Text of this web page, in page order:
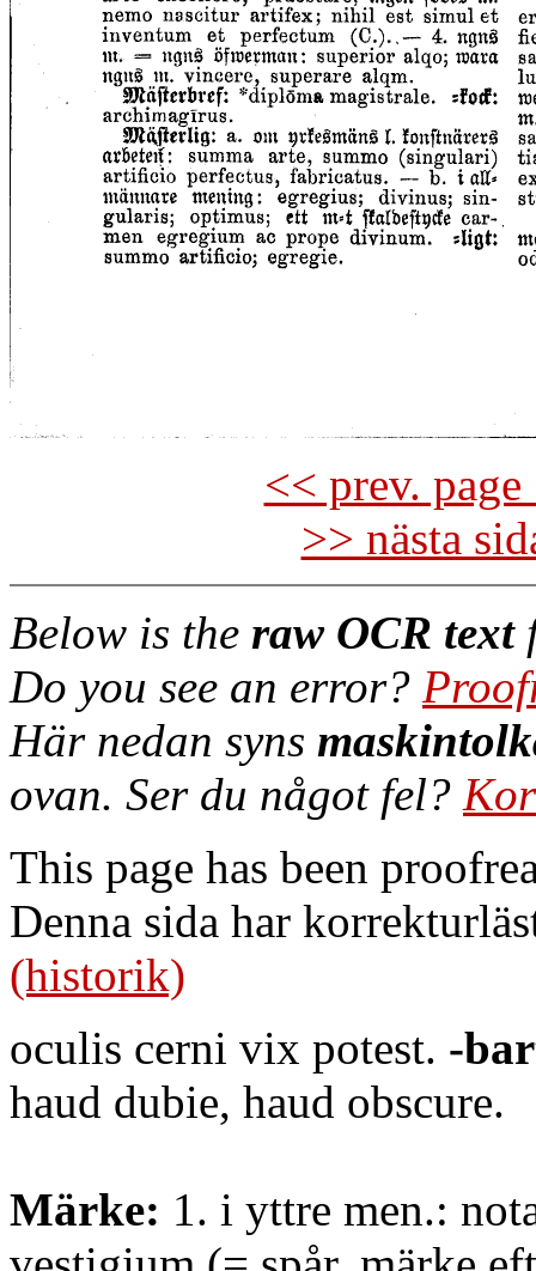
<< prev.
>> nästa
Below is the raw OCR text
Do you see an error?
Här nedan syns
ovan. Ser du något fel?
This page has been
Denna sida har
(historik)
oculis cerni vix potest. -
haud dubie, haud obscure.
Märke: 1. i yttre men.: